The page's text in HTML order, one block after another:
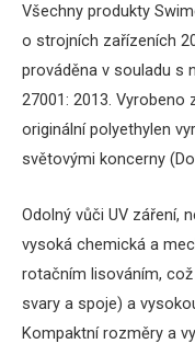
Všechny produkty
o strojních zařízeních
prováděna v souladu s
27001: 2013. Vyrobeno
originální polyethylen
světovými koncerny
Odolný vůči UV záření,
vysoká chemická a
rotačním lisováním,
svary a spoje) a
Kompaktní rozměry a